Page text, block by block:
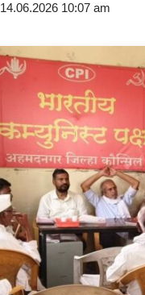
10:07 am